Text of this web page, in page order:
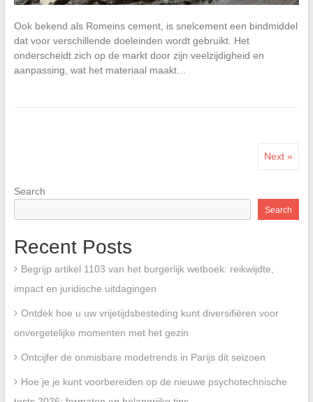
Ook bekend als Romeins cement, is snelcement een bindmiddel
dat voor verschillende doeleinden wordt gebruikt. Het
onderscheidt zich op de markt door zijn veelzijdigheid en
aanpassing, wat het materiaal maakt…
Next »
Search
Search
Recent Posts
Begrijp artikel 1103 van het burgerlijk wetboek: reikwijdte,
impact en juridische uitdagingen
Ontdek hoe u uw vrijetijdsbesteding kunt diversifiëren voor
onvergetelijke momenten met het gezin
Ontcijfer de onmisbare modetrends in Parijs dit seizoen
Hoe je je kunt voorbereiden op de nieuwe psychotechnische